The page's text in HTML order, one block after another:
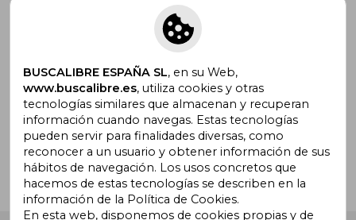
Suscríbete para recibir ofertas y
promociones
¿Necesitas ayuda?
Ir a Centro de Soporte
BUSCALIBRE ESPAÑA SL, en su Web,
www.buscalibre.es, utiliza cookies y otras
tecnologías similares que almacenan y recuperan
información cuando navegas. Estas tecnologías
pueden servir para finalidades diversas, como
reconocer a un usuario y obtener información de sus
hábitos de navegación. Los usos concretos que
hacemos de estas tecnologías se describen en la
información de la Política de Cookies.
En esta web, disponemos de cookies propias y de